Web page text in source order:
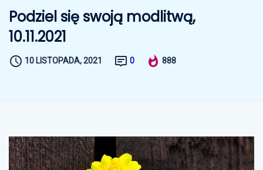
Podziel się swoją modlitwą,
10.11.2021
10 LISTOPADA, 2021 0 888